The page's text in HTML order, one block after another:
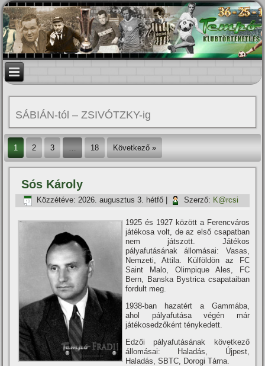
SÁBIÁN-tól – ZSIVÓTZKY-ig
1 2 3 … 18 Következő »
Sós Károly
Közzétéve: 2026. augusztus 3. hétfő Szerző: K@rcsi
1925 és 1927 között a Ferencváros
játékosa volt, de az első csapatban
nem játszott. Játékos
pályafutásának állomásai: Vasas,
Nemzeti, Attila. Külföldön az FC
Saint Malo, Olimpique Ales, FC
Bern, Banska Bystrica csapataiban
fordult meg.
1938-ban hazatért a Gammába,
ahol pályafutása végén már
játékosedzőként ténykedett.
Edzői pályafutásának következő
állomásai: Haladás, Újpest,
Haladás, SBTC, Dorogi Tárna.